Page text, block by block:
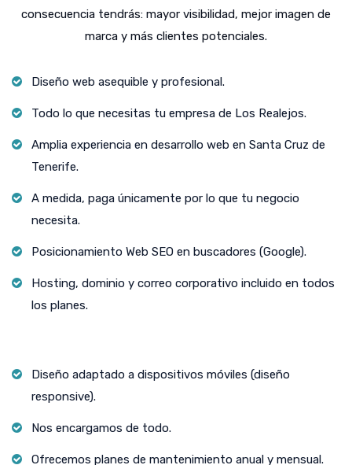
consecuencia tendrás: mayor visibilidad, mejor imagen de
marca y más clientes potenciales.
Diseño web asequible y profesional.
Todo lo que necesitas tu empresa de Los Realejos.
Amplia experiencia en desarrollo web en Santa Cruz de
Tenerife.
A medida, paga únicamente por lo que tu negocio
necesita.
Posicionamiento Web SEO en buscadores (Google).
Hosting, dominio y correo corporativo incluido en todos
los planes.
Diseño adaptado a dispositivos móviles (diseño
responsive).
Nos encargamos de todo.
Ofrecemos planes de mantenimiento anual y mensual.